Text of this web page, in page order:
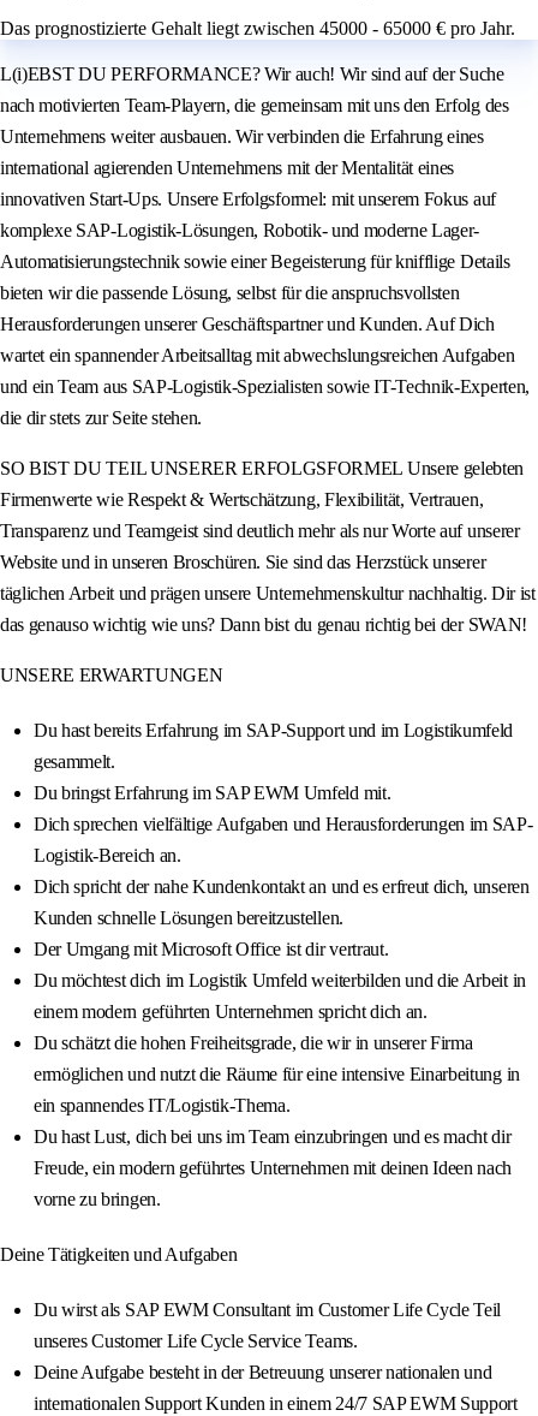
Das prognostizierte Gehalt liegt zwischen 45000 - 65000 € pro Jahr.
L(i)EBST DU PERFORMANCE? Wir auch! Wir sind auf der Suche
nach motivierten Team-Playern, die gemeinsam mit uns den Erfolg des
Unternehmens weiter ausbauen. Wir verbinden die Erfahrung eines
international agierenden Unternehmens mit der Mentalität eines
innovativen Start-Ups. Unsere Erfolgsformel: mit unserem Fokus auf
komplexe SAP-Logistik-Lösungen, Robotik- und moderne Lager-
Automatisierungstechnik sowie einer Begeisterung für knifflige Details
bieten wir die passende Lösung, selbst für die anspruchsvollsten
Herausforderungen unserer Geschäftspartner und Kunden. Auf Dich
wartet ein spannender Arbeitsalltag mit abwechslungsreichen Aufgaben
und ein Team aus SAP-Logistik-Spezialisten sowie IT-Technik-Experten,
die dir stets zur Seite stehen.
SO BIST DU TEIL UNSERER ERFOLGSFORMEL Unsere gelebten
Firmenwerte wie Respekt & Wertschätzung, Flexibilität, Vertrauen,
Transparenz und Teamgeist sind deutlich mehr als nur Worte auf unserer
Website und in unseren Broschüren. Sie sind das Herzstück unserer
täglichen Arbeit und prägen unsere Unternehmenskultur nachhaltig. Dir ist
das genauso wichtig wie uns? Dann bist du genau richtig bei der SWAN!
UNSERE ERWARTUNGEN
Du hast bereits Erfahrung im SAP-Support und im Logistikumfeld
gesammelt.
Du bringst Erfahrung im SAP EWM Umfeld mit.
Dich sprechen vielfältige Aufgaben und Herausforderungen im SAP-
Logistik-Bereich an.
Dich spricht der nahe Kundenkontakt an und es erfreut dich, unseren
Kunden schnelle Lösungen bereitzustellen.
Der Umgang mit Microsoft Office ist dir vertraut.
Du möchtest dich im Logistik Umfeld weiterbilden und die Arbeit in
einem modern geführten Unternehmen spricht dich an.
Du schätzt die hohen Freiheitsgrade, die wir in unserer Firma
ermöglichen und nutzt die Räume für eine intensive Einarbeitung in
ein spannendes IT/Logistik-Thema.
Du hast Lust, dich bei uns im Team einzubringen und es macht dir
Freude, ein modern geführtes Unternehmen mit deinen Ideen nach
vorne zu bringen.
Deine Tätigkeiten und Aufgaben
Du wirst als SAP EWM Consultant im Customer Life Cycle Teil
unseres Customer Life Cycle Service Teams.
Deine Aufgabe besteht in der Betreuung unserer nationalen und
internationalen Support Kunden in einem 24/7 SAP EWM Support